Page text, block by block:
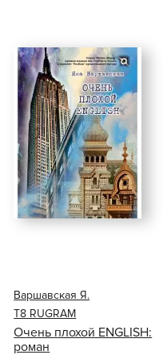
Очень плохой ENGLISH:
роман
Варшавская Я.
Т8 RUGRAM